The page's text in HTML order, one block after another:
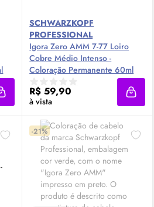
Adicionar à sacola
SCHWARZKOPF
PROFESSIONAL
Igora Zero AMM 7-77 Loiro
Cobre Médio Intenso -
Coloração Permanente 60ml
R$ 59,90
à vista
-21%